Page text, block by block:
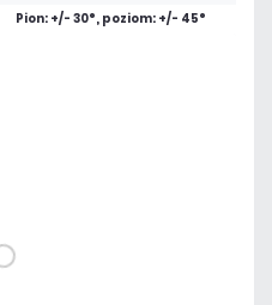
Pion: +/- 30°, poziom: +/- 45°